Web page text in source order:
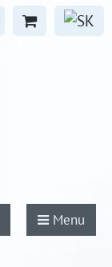
Menu